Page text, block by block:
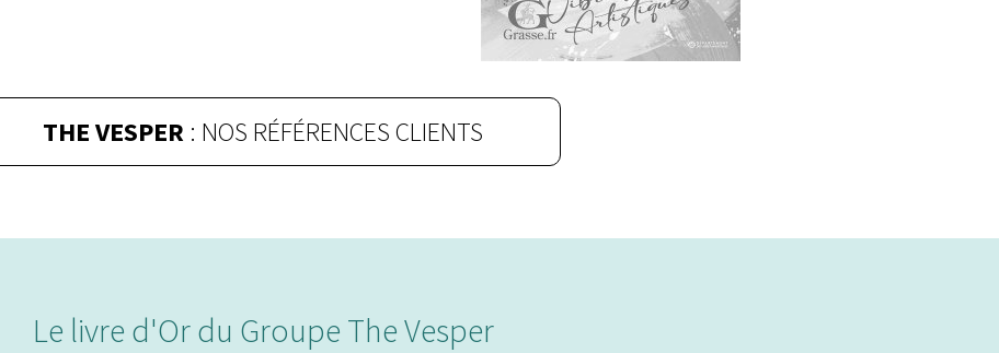
THE VESPER : NOS RÉFÉRENCES CLIENTS
Le livre d'Or du Groupe The Vesper